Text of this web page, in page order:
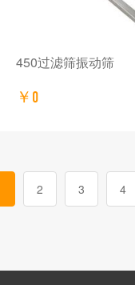
450过滤筛振动筛
￥0
2 3 4